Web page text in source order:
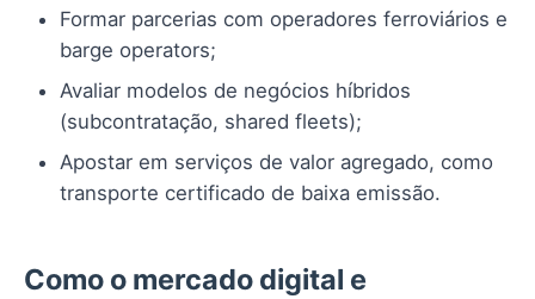
Formar parcerias com operadores ferroviários e
barge operators;
Avaliar modelos de negócios híbridos
(subcontratação, shared fleets);
Apostar em serviços de valor agregado, como
transporte certificado de baixa emissão.
Como o mercado digital e